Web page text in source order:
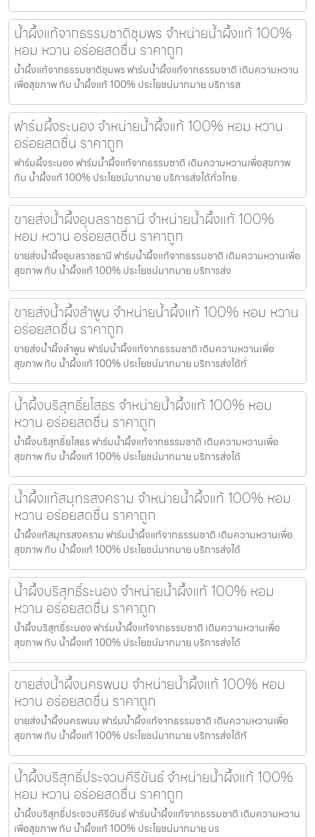
น้ำผึ้งแท้จากธรรมชาติชุมพร จำหน่ายน้ำผึ้งแท้ 100%
หอม หวาน อร่อยสดชื่น ราคาถูก
น้ำผึ้งแท้จากธรรมชาติชุมพร ฟาร์มน้ำผึ้งแท้จากธรรมชาติ เติมความหวาน
เพื่อสุขภาพ กับ น้ำผึ้งแท้ 100% ประโยชน์มากมาย บริการส
ฟาร์มผึ้งระนอง จำหน่ายน้ำผึ้งแท้ 100% หอม หวาน
อร่อยสดชื่น ราคาถูก
ฟาร์มผึ้งระนอง ฟาร์มน้ำผึ้งแท้จากธรรมชาติ เติมความหวานเพื่อสุขภาพ
กับ น้ำผึ้งแท้ 100% ประโยชน์มากมาย บริการส่งได้ทั่วไทย
ขายส่งน้ำผึ้งอุบลราชธานี จำหน่ายน้ำผึ้งแท้ 100%
หอม หวาน อร่อยสดชื่น ราคาถูก
ขายส่งน้ำผึ้งอุบลราชธานี ฟาร์มน้ำผึ้งแท้จากธรรมชาติ เติมความหวานเพื่อ
สุขภาพ กับ น้ำผึ้งแท้ 100% ประโยชน์มากมาย บริการส่ง
ขายส่งน้ำผึ้งลำพูน จำหน่ายน้ำผึ้งแท้ 100% หอม หวาน
อร่อยสดชื่น ราคาถูก
ขายส่งน้ำผึ้งลำพูน ฟาร์มน้ำผึ้งแท้จากธรรมชาติ เติมความหวานเพื่อ
สุขภาพ กับ น้ำผึ้งแท้ 100% ประโยชน์มากมาย บริการส่งได้ทั่
น้ำผึ้งบริสุทธิ์ยโสธร จำหน่ายน้ำผึ้งแท้ 100% หอม
หวาน อร่อยสดชื่น ราคาถูก
น้ำผึ้งบริสุทธิ์ยโสธร ฟาร์มน้ำผึ้งแท้จากธรรมชาติ เติมความหวานเพื่อ
สุขภาพ กับ น้ำผึ้งแท้ 100% ประโยชน์มากมาย บริการส่งได้
น้ำผึ้งแท้สมุทรสงคราม จำหน่ายน้ำผึ้งแท้ 100% หอม
หวาน อร่อยสดชื่น ราคาถูก
น้ำผึ้งแท้สมุทรสงคราม ฟาร์มน้ำผึ้งแท้จากธรรมชาติ เติมความหวานเพื่อ
สุขภาพ กับ น้ำผึ้งแท้ 100% ประโยชน์มากมาย บริการส่งได้
น้ำผึ้งบริสุทธิ์ระนอง จำหน่ายน้ำผึ้งแท้ 100% หอม
หวาน อร่อยสดชื่น ราคาถูก
น้ำผึ้งบริสุทธิ์ระนอง ฟาร์มน้ำผึ้งแท้จากธรรมชาติ เติมความหวานเพื่อ
สุขภาพ กับ น้ำผึ้งแท้ 100% ประโยชน์มากมาย บริการส่งได้
ขายส่งน้ำผึ้งนครพนม จำหน่ายน้ำผึ้งแท้ 100% หอม
หวาน อร่อยสดชื่น ราคาถูก
ขายส่งน้ำผึ้งนครพนม ฟาร์มน้ำผึ้งแท้จากธรรมชาติ เติมความหวานเพื่อ
สุขภาพ กับ น้ำผึ้งแท้ 100% ประโยชน์มากมาย บริการส่งได้ทั
น้ำผึ้งบริสุทธิ์ประจวบคีรีขันธ์ จำหน่ายน้ำผึ้งแท้ 100%
หอม หวาน อร่อยสดชื่น ราคาถูก
น้ำผึ้งบริสุทธิ์ประจวบคีรีขันธ์ ฟาร์มน้ำผึ้งแท้จากธรรมชาติ เติมความหวาน
เพื่อสุขภาพ กับ น้ำผึ้งแท้ 100% ประโยชน์มากมาย บร